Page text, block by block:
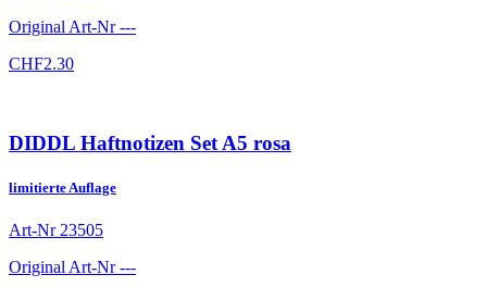
Original Art-Nr---
CHF2.30
DIDDL Haftnotizen Set A5 rosa
limitierte Auflage
Art-Nr 23505
Original Art-Nr---